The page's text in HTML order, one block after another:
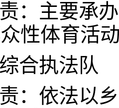
：主要承
性体育活
综合执法队
：依法以